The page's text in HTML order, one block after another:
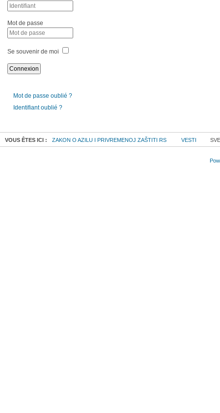
Mot de passe
Se souvenir de moi
Mot de passe oublié ?
Identifiant oublié ?
VOUS ÊTES ICI : ZAKON O AZILU I PRIVREMENOJ ZAŠTITI RS VESTI